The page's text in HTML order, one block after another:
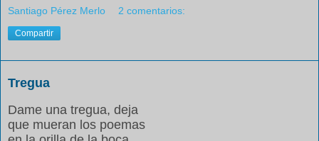
Santiago Pérez Merlo 2 comentarios:
Compartir
Tregua
Dame una tregua, deja
que mueran los poemas